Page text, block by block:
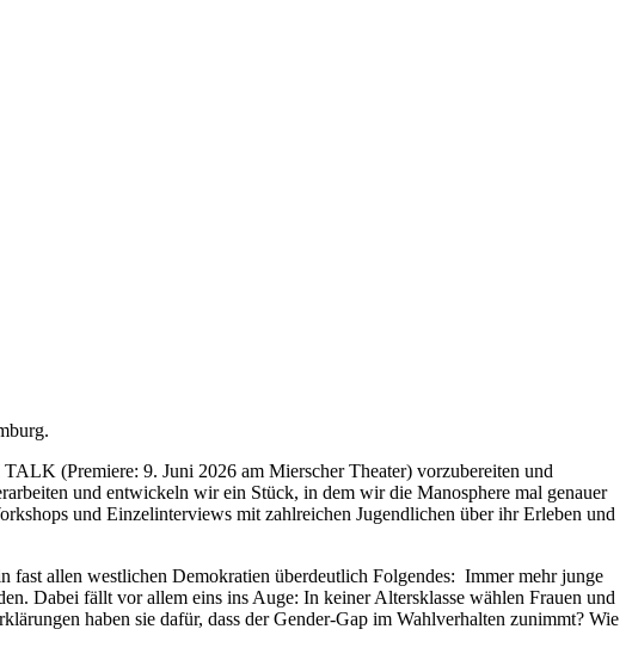
(Premiere: 9. Juni 2026 am Mierscher Theater) vorzubereiten und
und entwickeln wir ein Stück, in dem wir die Manosphere mal genauer
und Einzelinterviews mit zahlreichen Jugendlichen über ihr Erleben und
allen westlichen Demokratien überdeutlich Folgendes: Immer mehr junge
Dabei fällt vor allem eins ins Auge: In keiner Altersklasse wählen Frauen und
haben sie dafür, dass der Gender-Gap im Wahlverhalten zunimmt? Wie